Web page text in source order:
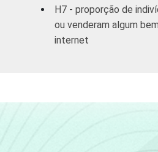
2 SM -
H7 - proporção de
ou venderam algum
internet